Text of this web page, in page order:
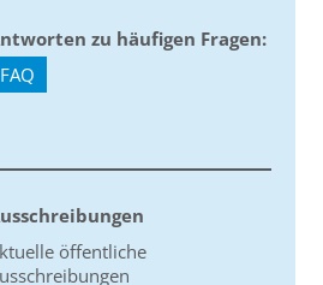
zu häufigen Fragen:
FAQ
öffentliche